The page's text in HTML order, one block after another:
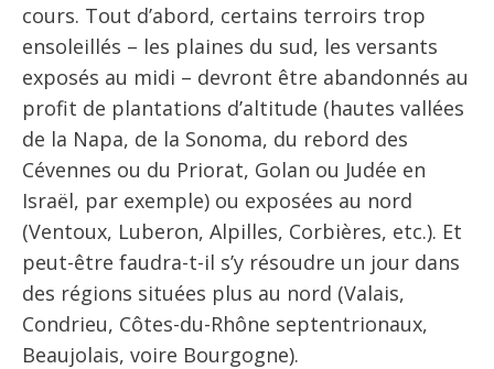
cours. Tout d’abord, certains terroirs trop
ensoleillés – les plaines du sud, les versants
exposés au midi – devront être abandonnés au
profit de plantations d’altitude (hautes vallées
de la Napa, de la Sonoma, du rebord des
Cévennes ou du Priorat, Golan ou Judée en
Israël, par exemple) ou exposées au nord
(Ventoux, Luberon, Alpilles, Corbières, etc.). Et
peut-être faudra-t-il s’y résoudre un jour dans
des régions situées plus au nord (Valais,
Condrieu, Côtes-du-Rhône septentrionaux,
Beaujolais, voire Bourgogne).